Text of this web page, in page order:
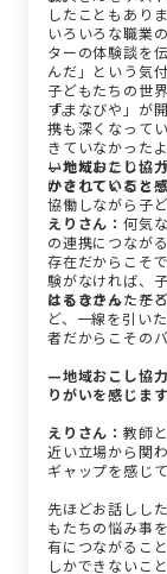
したこともありま
いろいろな職業
ターの体験談を
んだ」という気
子どもたちの世
す。
「まなびや」が
携も深くなって
きていなかった
いただいたり、
けをしてくださ
協働しながら子
—地域おこし協
かされていると
えりさん： 何気
の連携につなが
存在だからこそ
験がなければ、
ともなかっただ
はるきさん：子
ど、一線を引い
者だからこその
—地域おこし協
りがいを感じま
えりさん： 教師
近い立場から関
ギャップを感じて
先ほどお話しし
もたちの悩み事
有につながるこ
しかできないこ